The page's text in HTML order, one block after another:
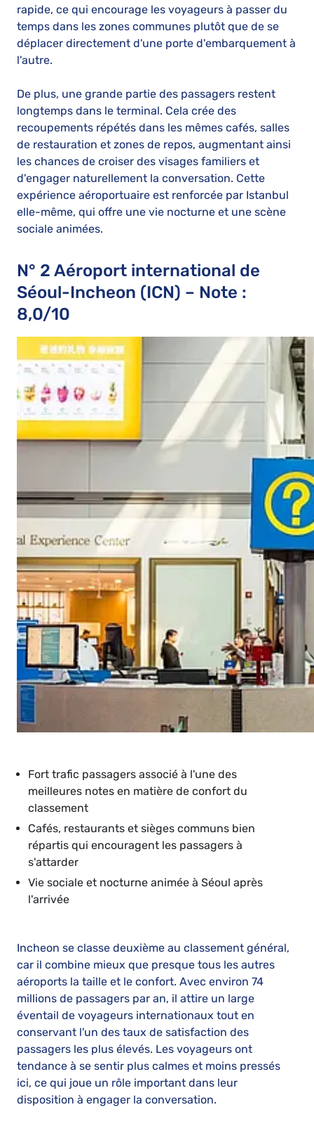
rapide, ce qui encourage les voyageurs à passer du
temps dans les zones communes plutôt que de se
déplacer directement d'une porte d'embarquement à
l'autre.
De plus, une grande partie des passagers restent
longtemps dans le terminal. Cela crée des
recoupements répétés dans les mêmes cafés, salles
de restauration et zones de repos, augmentant ainsi
les chances de croiser des visages familiers et
d'engager naturellement la conversation. Cette
expérience aéroportuaire est renforcée par Istanbul
elle-même, qui offre une vie nocturne et une scène
sociale animées.
N° 2 Aéroport international de
Séoul-Incheon (ICN) – Note :
8,0/10
Fort trafic passagers associé à l'une des
meilleures notes en matière de confort du
classement
Cafés, restaurants et sièges communs bien
répartis qui encouragent les passagers à
s'attarder
Vie sociale et nocturne animée à Séoul après
l'arrivée
Incheon se classe deuxième au classement général,
car il combine mieux que presque tous les autres
aéroports la taille et le confort. Avec environ 74
millions de passagers par an, il attire un large
éventail de voyageurs internationaux tout en
conservant l'un des taux de satisfaction des
passagers les plus élevés. Les voyageurs ont
tendance à se sentir plus calmes et moins pressés
ici, ce qui joue un rôle important dans leur
disposition à engager la conversation.